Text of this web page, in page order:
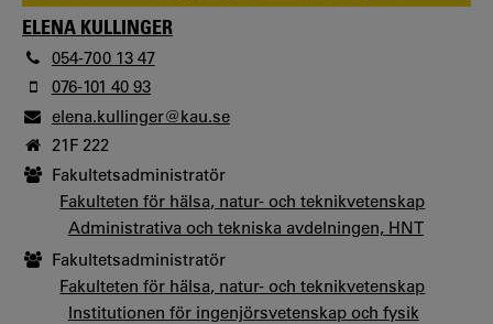
ELENA KULLINGER
054-700 13 47
076-101 40 93
elena.kullinger@kau.se
21F 222
Fakultetsadministratör
Fakulteten för hälsa, natur- och teknikvetenskap
Administrativa och tekniska avdelningen, HNT
Fakultetsadministratör
Fakulteten för hälsa, natur- och teknikvetenskap
Institutionen för ingenjörsvetenskap och fysik